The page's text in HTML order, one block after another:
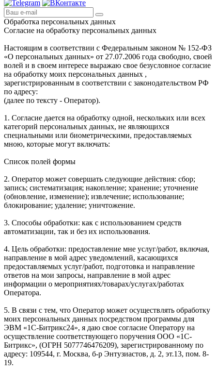
Обработка персональных данных
Согласие на обработку персональных данных
Настоящим в соответствии с Федеральным законом № 152-ФЗ
«О персональных данных» от 27.07.2006 года свободно, своей
волей и в своем интересе выражаю свое безусловное согласие
на обработку моих персональных данных ,
зарегистрированным в соответствии с законодательством РФ
по адресу:
(далее по тексту - Оператор).
1. Согласие дается на обработку одной, нескольких или всех
категорий персональных данных, не являющихся
специальными или биометрическими, предоставляемых
мною, которые могут включать:
Список полей формы
2. Оператор может совершать следующие действия: сбор;
запись; систематизация; накопление; хранение; уточнение
(обновление, изменение); извлечение; использование;
блокирование; удаление; уничтожение.
3. Способы обработки: как с использованием средств
автоматизации, так и без их использования.
4. Цель обработки: предоставление мне услуг/работ, включая,
направление в мой адрес уведомлений, касающихся
предоставляемых услуг/работ, подготовка и направление
ответов на мои запросы, направление в мой адрес
информации о мероприятиях/товарах/услугах/работах
Оператора.
5. В связи с тем, что Оператор может осуществлять обработку
моих персональных данных посредством программы для
ЭВМ «1С-Битрикс24», я даю свое согласие Оператору на
осуществление соответствующего поручения ООО «1С-
Битрикс», (ОГРН 5077746476209), зарегистрированному по
адресу: 109544, г. Москва, б-р Энтузиастов, д. 2, эт.13, пом. 8-
19.